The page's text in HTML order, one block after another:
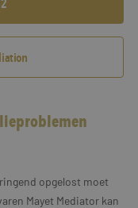
opgelost moet
Mayet Mediator kan